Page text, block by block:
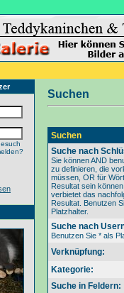
Suchen
Suchen
Suche nach
Sie können AND
zu definieren, die
müssen, OR für
Resultat sein
verbietet das
Resultat. Benutzen
Platzhalter.
Suche nach
Benutzen Sie * als
Verknüpfung:
Kategorie:
Suche in Feldern: